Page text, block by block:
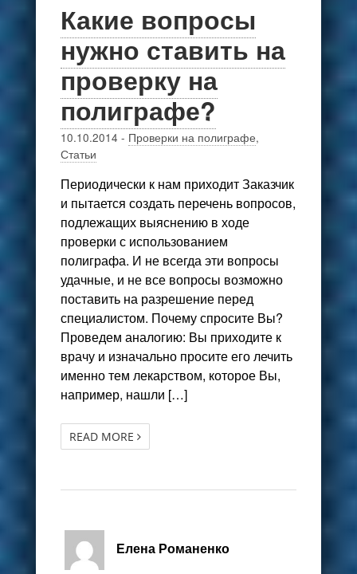
Какие вопросы
нужно ставить на
проверку на
полиграфе?
10.10.2014 - Проверки на полиграфе,
Статьи
Периодически к нам приходит Заказчик
и пытается создать перечень вопросов,
подлежащих выяснению в ходе
проверки с использованием
полиграфа. И не всегда эти вопросы
удачные, и не все вопросы возможно
поставить на разрешение перед
специалистом. Почему спросите Вы?
Проведем аналогию: Вы приходите к
врачу и изначально просите его лечить
именно тем лекарством, которое Вы,
например, нашли […]
READ MORE
Елена Романенко